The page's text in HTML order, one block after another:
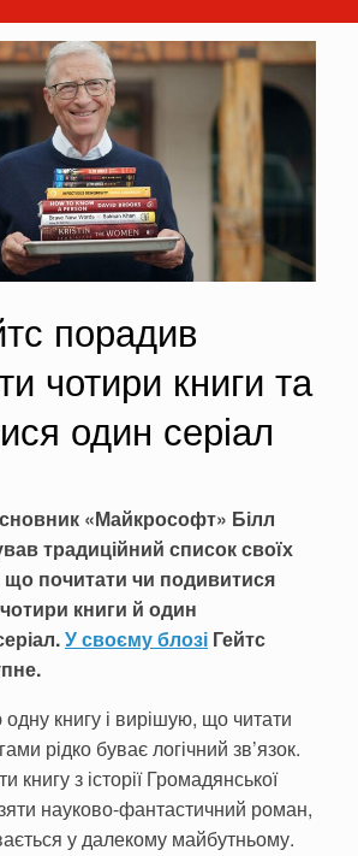
порадив
чотири книги та
один серіал
«Майкрософт» Білл
традиційний список своїх
що почитати чи подивитися
книги й один
У своєму блозі Гейтс
одну книгу і вирішую, що читати
рідко буває логічний зв’язок.
книгу з історії Громадянської
науково-фантастичний роман,
у далекому майбутньому.